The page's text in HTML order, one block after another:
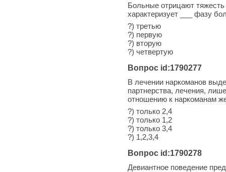
Больные отрицают тяжесть
характеризует ___ фазу
?) третью
?) первую
?) вторую
?) четвертую
Вопрос id:1790277
В лечении наркоманов
партнерства, лечения,
отношению к наркоманам
?) только 2,4
?) только 1,2
?) только 3,4
?) 1,2,3,4
Вопрос id:1790278
Девиантное поведение